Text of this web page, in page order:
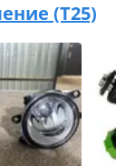
(T25)